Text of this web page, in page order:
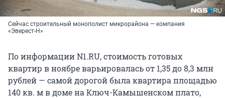
Сейчас строительный монополист микрорайона — компания
«Эверест-Н»
По информации N1.RU, стоимость готовых
квартир в ноябре варьировалась от 1,35 до 8,3 млн
рублей — самой дорогой была квартира площадью
140 кв. м в доме на Ключ-Камышенском плато,